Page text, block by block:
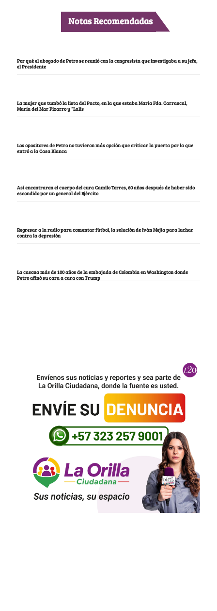
Notas Recomendadas
Por qué el abogado de Petro se reunió con la congresista que investigaba a su jefe,
el Presidente
La mujer que tumbó la lista del Pacto, en la que estaba María Fda. Carrascal,
María del Mar Pizarro y “Lalis
Los opositores de Petro no tuvieron más opción que criticar la puerta por la que
entró a la Casa Blanca
Así encontraron el cuerpo del cura Camilo Torres, 60 años después de haber sido
escondido por un general del Ejército
Regresar a la radio para comentar fútbol, la solución de Iván Mejía para luchar
contra la depresión
La casona más de 100 años de la embajada de Colombia en Washington donde
Petro afinó su cara a cara con Trump